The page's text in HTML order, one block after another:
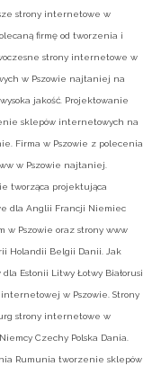
strony internetowe w
firmę od tworzenia i
strony internetowe w
w Pszowie najtaniej na
jakość. Projektowanie
sklepów internetowych na
Firma w Pszowie z polecenia
w Pszowie najtaniej.
tworząca projektująca
dla Anglii Francji Niemiec
w Pszowie oraz strony www
Holandii Belgii Danii. Jak
Estonii Litwy Łotwy Białorusi
w Pszowie. Strony
strony internetowe w
Czechy Polska Dania.
Rumunia tworzenie sklepów